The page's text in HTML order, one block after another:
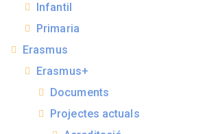
Infantil
Primaria
Erasmus
Erasmus+
Documents
Projectes actuals